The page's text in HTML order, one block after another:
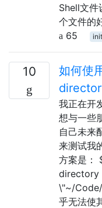
Shell文件
个文件的
65
10
如何使
我正在开
想与一些
自己未来
来测试我
方案是：
directory
\"~/
乎无法使